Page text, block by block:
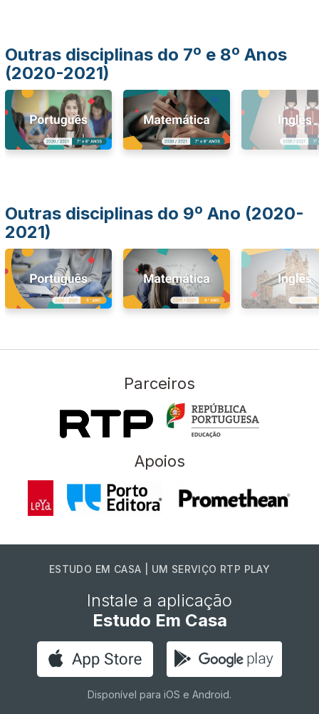
Outras disciplinas do 7º e 8º Anos
(2020-2021)
Outras disciplinas do 9º Ano (2020-
2021)
Parceiros
Apoios
ESTUDO EM CASA | UM SERVIÇO RTP PLAY
Instale a aplicação
Estudo Em Casa
Disponível para iOS e Android.